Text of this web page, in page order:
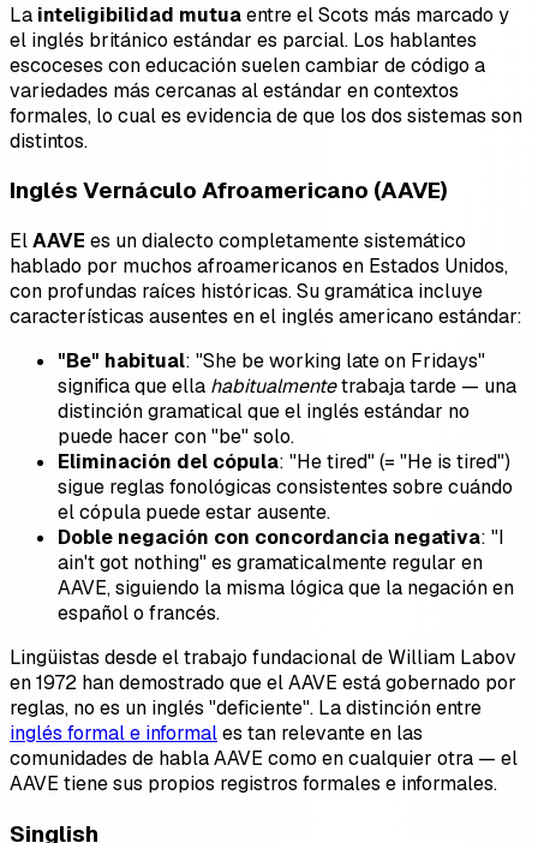
La inteligibilidad mutuaentre el Scots más marcado y
el inglés británico estándar es parcial. Los hablantes
escoceses con educación suelen cambiar de código a
variedades más cercanas al estándar en contextos
formales, lo cual es evidencia de que los dos sistemas son
distintos.
Inglés Vernáculo Afroamericano (AAVE)
ElAAVE es un dialecto completamente sistemático
hablado por muchos afroamericanos en Estados Unidos,
con profundas raíces históricas. Su gramática incluye
características ausentes en el inglés americano estándar:
"Be" habitual: "She be working late on Fridays"
significa que ella habitualmentetrabaja tarde — una
distinción gramatical que el inglés estándar no
puede hacer con "be" solo.
Eliminación del cópula: "He tired" (= "He is tired")
sigue reglas fonológicas consistentes sobre cuándo
el cópula puede estar ausente.
Doble negación con concordancia negativa: "I
ain't got nothing" es gramaticalmente regular en
AAVE, siguiendo la misma lógica que la negación en
español o francés.
Lingüistas desde el trabajo fundacional de William Labov
en 1972 han demostrado que el AAVE está gobernado por
reglas, no es un inglés "deficiente". La distinción entre
inglés formal e informales tan relevante en las
comunidades de habla AAVE como en cualquier otra — el
AAVE tiene sus propios registros formales e informales.
Singlish